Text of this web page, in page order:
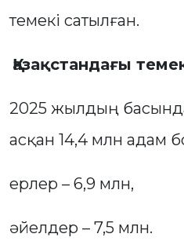
темекі сатылған.
Қазақстандағы
2025 жылдың
асқан 14,4 млн адам
ерлер – 6,9 млн,
әйелдер – 7,5 млн.